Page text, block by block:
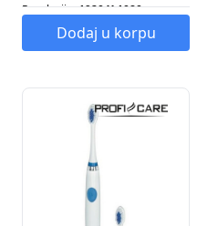
Rezolucija:1920 X 1080
Dodaj u korpu